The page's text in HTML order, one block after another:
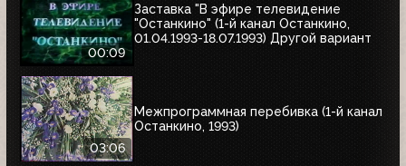
00:09
Заставка "В эфире телевидение
"Останкино" (1-й канал Останкино,
01.04.1993-18.07.1993) Другой вариант
03:06
Межпрограммная перебивка (1-й канал
Останкино, 1993)